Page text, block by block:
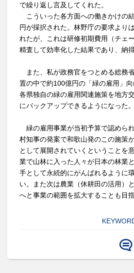
で繰り返し言及してくれた。
こういった各方面への働きかけの
円が採択された。林野庁の要求より
れたが、これは研修初期費用（チェ
精査して効率化した結果であり、納
また、私が政務官をつとめる総務
置の中で約100億円の「緑の雇用」向
各県独自の緑の雇用関連施策を地方
にバックアップできるようになった。
緑の雇用事業が当初予算で認めら
村知事の発案で和歌山発のこの施策
として展開されていくということを
業で山林に入った人々が日本の林業
手として永続的にがんばれるように
い。また次は農業（休耕田の活用）
へと事業の範囲を拡大することも目